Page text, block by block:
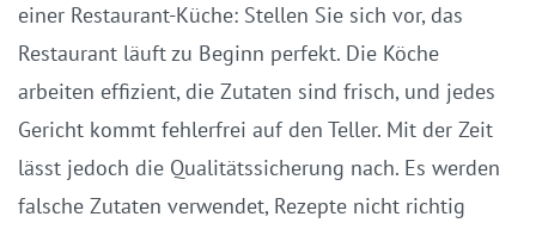
einer Restaurant-Küche: Stellen Sie sich vor, das
Restaurant läuft zu Beginn perfekt. Die Köche
arbeiten effizient, die Zutaten sind frisch, und jedes
Gericht kommt fehlerfrei auf den Teller. Mit der Zeit
lässt jedoch die Qualitätssicherung nach. Es werden
falsche Zutaten verwendet, Rezepte nicht richtig